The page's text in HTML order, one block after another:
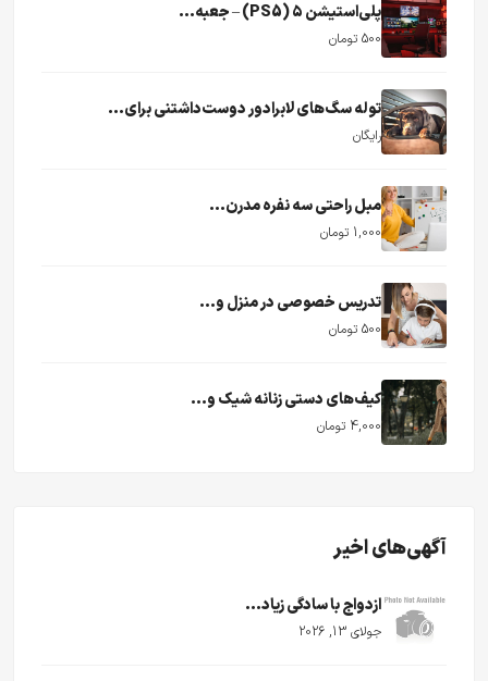
پلی‌استیشن ۵ (PS5) – جعبه...
500 تومان
توله سگ‌های لابرادور دوست‌داشتنی برای...
رایگان
مبل راحتی سه نفره مدرن...
1,000 تومان
تدریس خصوصی در منزل و...
500 تومان
کیف‌های دستی زنانه شیک و...
4,000 تومان
آگهی‌های اخیر
ازدواج با سادگی زیاد...
جولای 13, 2026